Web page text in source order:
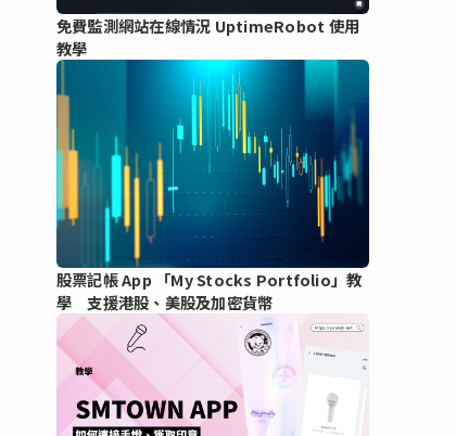
免費監測網站在線情況 UptimeRobot 使用
教學
股票記帳 App 「My Stocks Portfolio」教
學 支援港股、美股及加密貨幣